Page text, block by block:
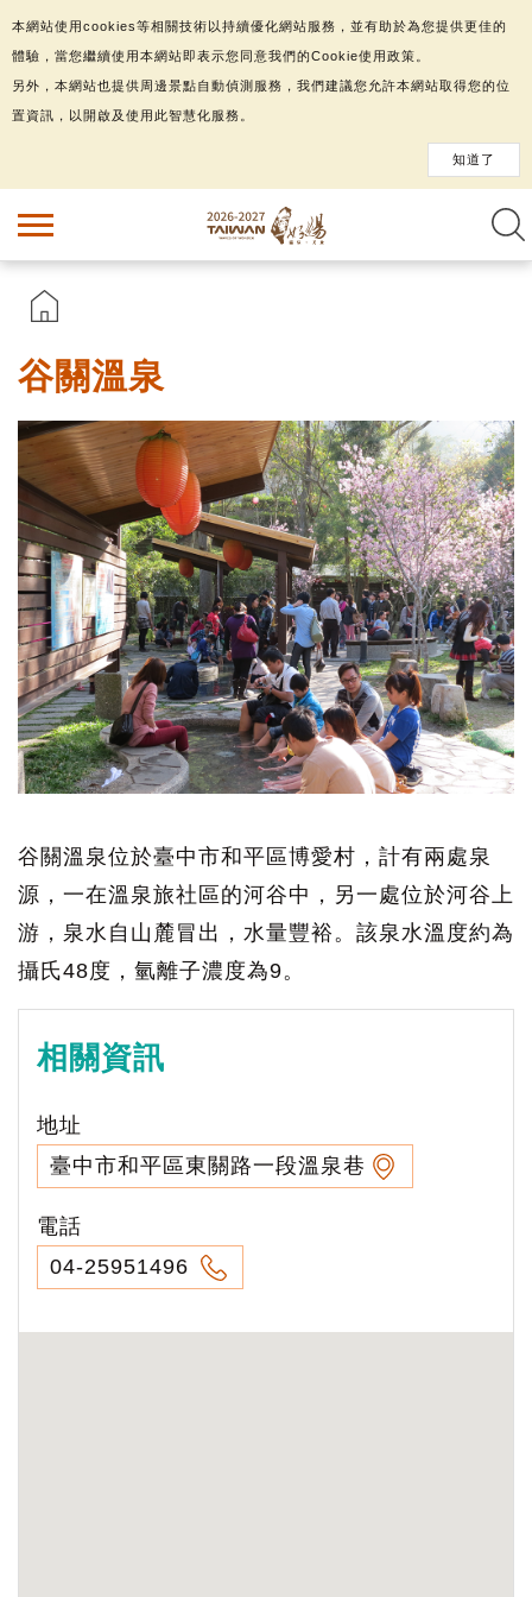
谷關溫泉
谷關溫泉位於臺中市和平區博愛村，計有兩處泉
源，一在溫泉旅社區的河谷中，另一處位於河谷上
游，泉水自山麓冒出，水量豐裕。該泉水溫度約為
攝氏48度，氫離子濃度為9。
相關資訊
地址
臺中市和平區東關路一段溫泉巷
電話
04-25951496
本網站使用cookies等相關技術以持續優化網站服務，並有助於為您提供更佳的
體驗，當您繼續使用本網站即表示您同意我們的Cookie使用政策。
另外，本網站也提供周邊景點自動偵測服務，我們建議您允許本網站取得您的位
置資訊，以開啟及使用此智慧化服務。
知道了